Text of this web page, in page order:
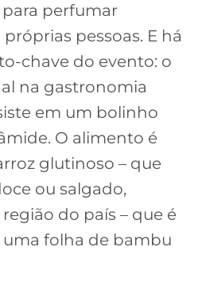
para perfumar
pessoas. E há
chave do evento: o
na gastronomia
em um bolinho
O alimento é
glutinoso – que
ou salgado,
do país – que é
folha de bambu